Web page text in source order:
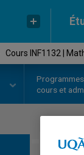
Cours INF1132 |
Programmes,
cours et